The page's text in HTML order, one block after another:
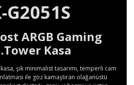
G2051S
ARGB Gaming
Kasa
şık minimalist tasarımı, temperli cam
ile göz kamaştıran olağanüstü